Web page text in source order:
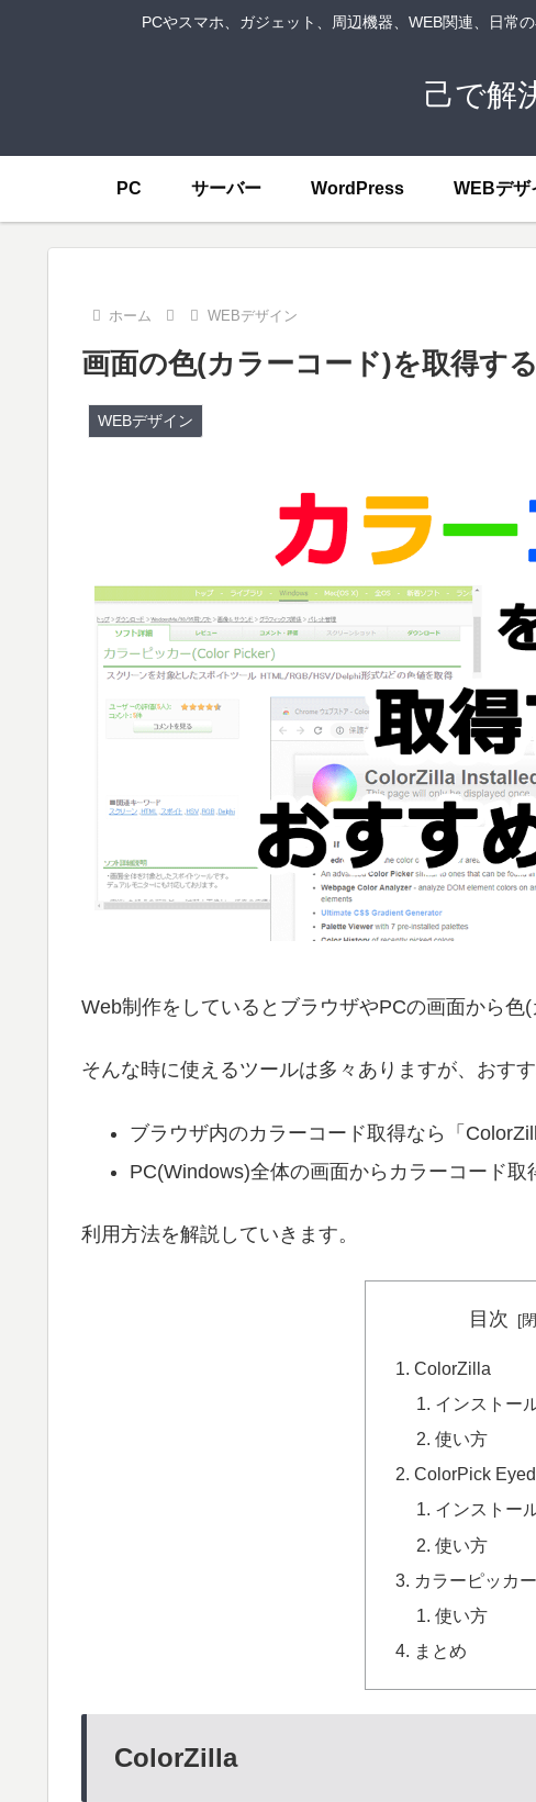
PCやスマホ、ガジェット、周辺機器、WEB関連、日常
己で解
PC サーバー WordPress WEBデザ
ホーム WEBデザイン
画面の色(カラーコード)を取得す
WEBデザイン
Web制作をしているとブラウザやPCの画面から色
そんな時に使えるツールは多々ありますが、おす
ブラウザ内のカラーコード取得なら「
PC(Windows)全体の画面からカラーコード取
利用方法を解説していきます。
目次
ColorZilla
インストー
使い方
ColorPick
インストー
使い方
カラーピッカ
使い方
まとめ
ColorZilla